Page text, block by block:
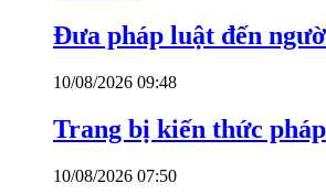
Đưa pháp luật đến
10/08/2026 09:48
Trang bị kiến thức
10/08/2026 07:50